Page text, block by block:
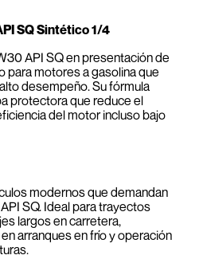
SQ Sintético 1/4
API SQ en presentación de
para motores a gasolina que
desempeño. Su fórmula
protectora que reduce el
del motor incluso bajo
modernos que demandan
SQ. Ideal para trayectos
largos en carretera,
arranques en frío y operación